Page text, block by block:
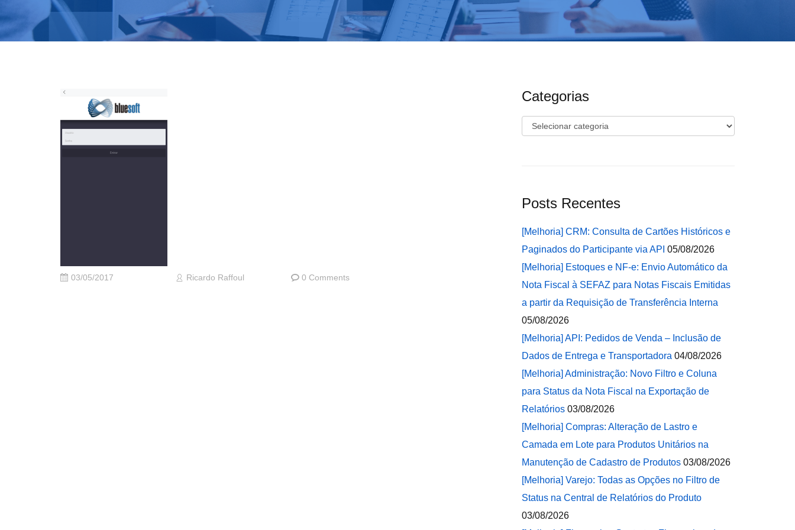
03/05/2017 Ricardo Raffoul 0 Comments
Categorias
Categorias
Posts Recentes
[Melhoria] CRM: Consulta de Cartões Históricos e
Paginados do Participante via API 05/08/2026
[Melhoria] Estoques e NF-e: Envio Automático da
Nota Fiscal à SEFAZ para Notas Fiscais Emitidas
a partir da Requisição de Transferência Interna
05/08/2026
[Melhoria] API: Pedidos de Venda – Inclusão de
Dados de Entrega e Transportadora 04/08/2026
[Melhoria] Administração: Novo Filtro e Coluna
para Status da Nota Fiscal na Exportação de
Relatórios 03/08/2026
[Melhoria] Compras: Alteração de Lastro e
Camada em Lote para Produtos Unitários na
Manutenção de Cadastro de Produtos 03/08/2026
[Melhoria] Varejo: Todas as Opções no Filtro de
Status na Central de Relatórios do Produto
03/08/2026